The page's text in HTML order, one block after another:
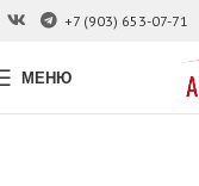
+7 (903) 653-07-71
МЕНЮ